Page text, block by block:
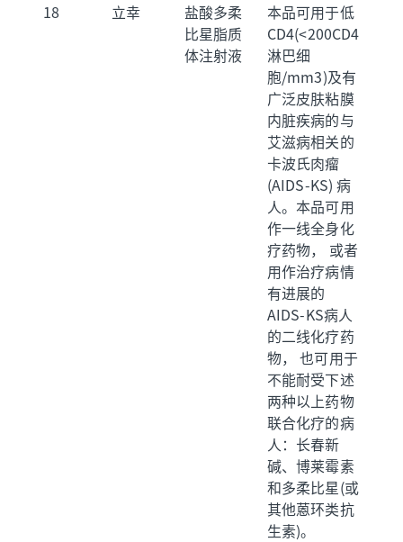
18 立幸
盐酸多柔
比星脂质
体注射液
本品可用于低
CD4(<200CD4
淋巴细
胞/mm3)及有
广泛皮肤粘膜
内脏疾病的与
艾滋病相关的
卡波氏肉瘤
(AIDS-KS) 病
人。本品可用
作一线全身化
疗药物， 或者
用作治疗病情
有进展的
AIDS-KS病人
的二线化疗药
物， 也可用于
不能耐受下述
两种以上药物
联合化疗的病
人：长春新
碱、博莱霉素
和多柔比星(或
其他蒽环类抗
生素)。